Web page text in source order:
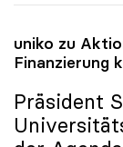
uniko zu
Finanzierung
Präsident